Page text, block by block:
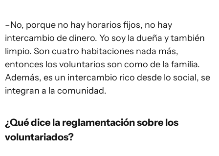
–No, porque no hay horarios fijos, no hay
intercambio de dinero. Yo soy la dueña y también
limpio. Son cuatro habitaciones nada más,
entonces los voluntarios son como de la familia.
Además, es un intercambio rico desde lo social, se
integran a la comunidad.
¿Qué dice la reglamentación sobre los
voluntariados?